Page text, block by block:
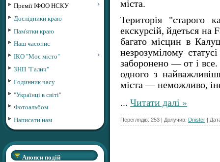
Премії ІФОО НСКУ
Дослідники краю
Пам'ятки краю
Наш часопис
ІКО "Моє місто"
ЗНП "Галич"
Годинник часу
"Українці в світі"
Фотоальбом
Написати нам
Анонси подій
міста.
Територія "старого
екскурсій, йдеться на
багато місцин в
незрозумілому
заборонено — от і все.
одного з
міста — неможливо,
... Читати далі »
Переглядів: 253 | Долучив: Dnister |